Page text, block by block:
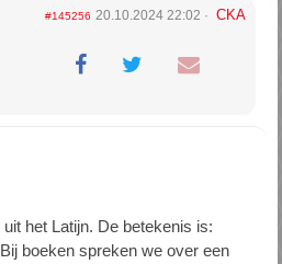
#145256 20.10.2024 22:02 CKA
het Latijn. De betekenis is:
boeken spreken we over een